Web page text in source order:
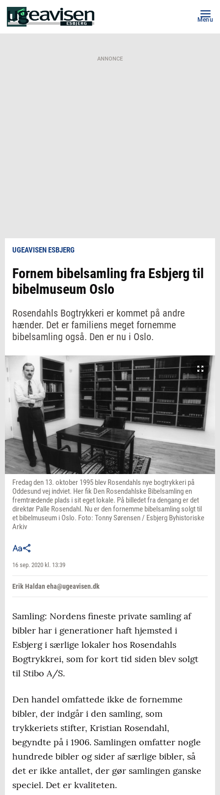
Menu
ANNONCE
UGEAVISEN ESBJERG
Fornem bibelsamling fra Esbjerg til
bibelmuseum Oslo
Rosendahls Bogtrykkeri er kommet på andre
hænder. Det er familiens meget fornemme
bibelsamling også. Den er nu i Oslo.
Fredag den 13. oktober 1995 blev Rosendahls nye bogtrykkeri på
Oddesund vej indviet. Her fik Den Rosendahlske Bibelsamling en
fremtrædende plads i sit eget lokale. På billedet fra dengang er det
direktør Palle Rosendahl. Nu er den fornemme bibelsamling solgt til
et bibelmuseum i Oslo. Foto: Tonny Sørensen / Esbjerg Byhistoriske
Arkiv
16 sep. 2020 kl. 13:39
Erik Haldan eha@ugeavisen.dk
Samling: Nordens fineste private samling af
bibler har i generationer haft hjemsted i
Esbjerg i særlige lokaler hos Rosendahls
Bogtrykkrei, som for kort tid siden blev solgt
til Stibo A/S.
Den handel omfattede ikke de fornemme
bibler, der indgår i den samling, som
trykkeriets stifter, Kristian Rosendahl,
begyndte på i 1906. Samlingen omfatter nogle
hundrede bibler og sider af særlige bibler, så
det er ikke antallet, der gør samlingen ganske
speciel. Det er kvaliteten.